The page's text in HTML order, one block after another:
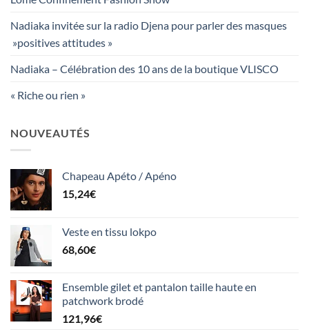
Nadiaka invitée sur la radio Djena pour parler des masques
»positives attitudes »
Nadiaka – Célébration des 10 ans de la boutique VLISCO
« Riche ou rien »
NOUVEAUTÉS
Chapeau Apéto / Apéno
15,24€
Veste en tissu lokpo
68,60€
Ensemble gilet et pantalon taille haute en
patchwork brodé
121,96€